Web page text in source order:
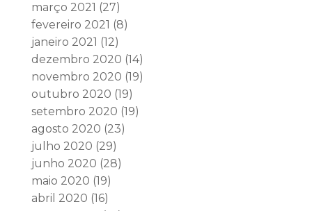
março 2021 (27)
fevereiro 2021 (8)
janeiro 2021 (12)
dezembro 2020 (14)
novembro 2020 (19)
outubro 2020 (19)
setembro 2020 (19)
agosto 2020 (23)
julho 2020 (29)
junho 2020 (28)
maio 2020 (19)
abril 2020 (16)